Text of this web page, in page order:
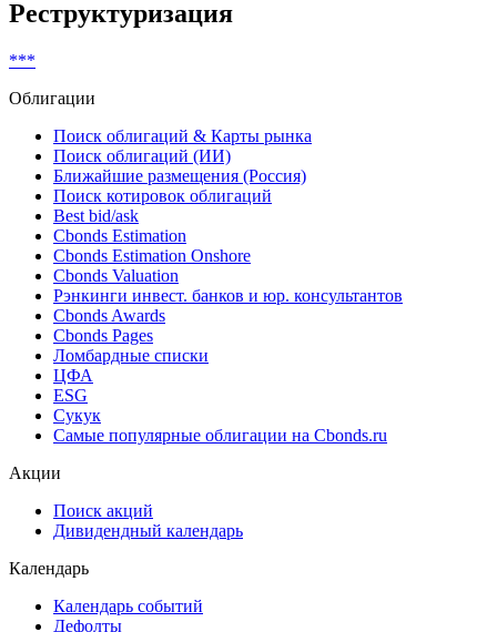
Реструктуризация
Облигации
Поиск облигаций & Карты рынка
Поиск облигаций (ИИ)
Ближайшие размещения (Россия)
Поиск котировок облигаций
Best bid/ask
Cbonds Estimation
Cbonds Estimation Onshore
Cbonds Valuation
Рэнкинги инвест. банков и юр. консультантов
Cbonds Awards
Cbonds Pages
Ломбардные списки
ESG
Самые популярные облигации на Cbonds.ru
Дивидендный календарь